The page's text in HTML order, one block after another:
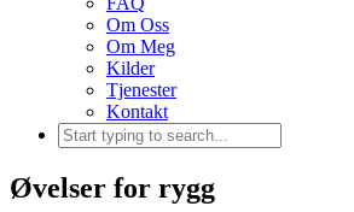
Om Oss
Om Meg
Kilder
Tjenester
Kontakt
Øvelser for rygg